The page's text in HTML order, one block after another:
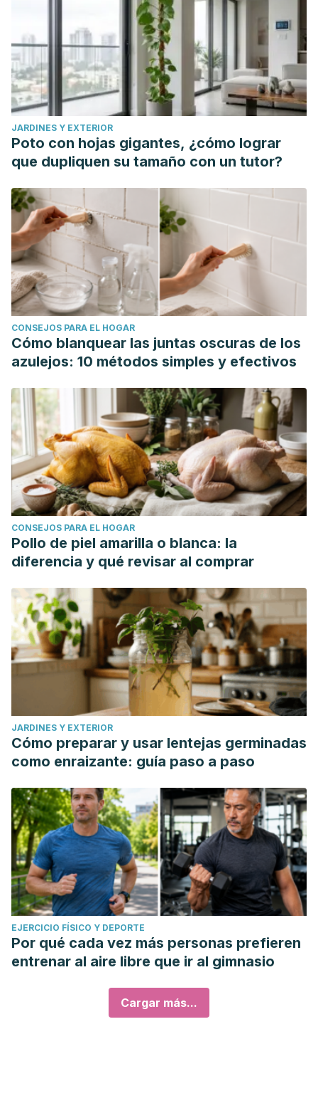
JARDINES Y EXTERIOR
Poto con hojas gigantes, ¿cómo lograr
que dupliquen su tamaño con un tutor?
CONSEJOS PARA EL HOGAR
Cómo blanquear las juntas oscuras de los
azulejos: 10 métodos simples y efectivos
CONSEJOS PARA EL HOGAR
Pollo de piel amarilla o blanca: la
diferencia y qué revisar al comprar
JARDINES Y EXTERIOR
Cómo preparar y usar lentejas germinadas
como enraizante: guía paso a paso
EJERCICIO FÍSICO Y DEPORTE
Por qué cada vez más personas prefieren
entrenar al aire libre que ir al gimnasio
Cargar más...